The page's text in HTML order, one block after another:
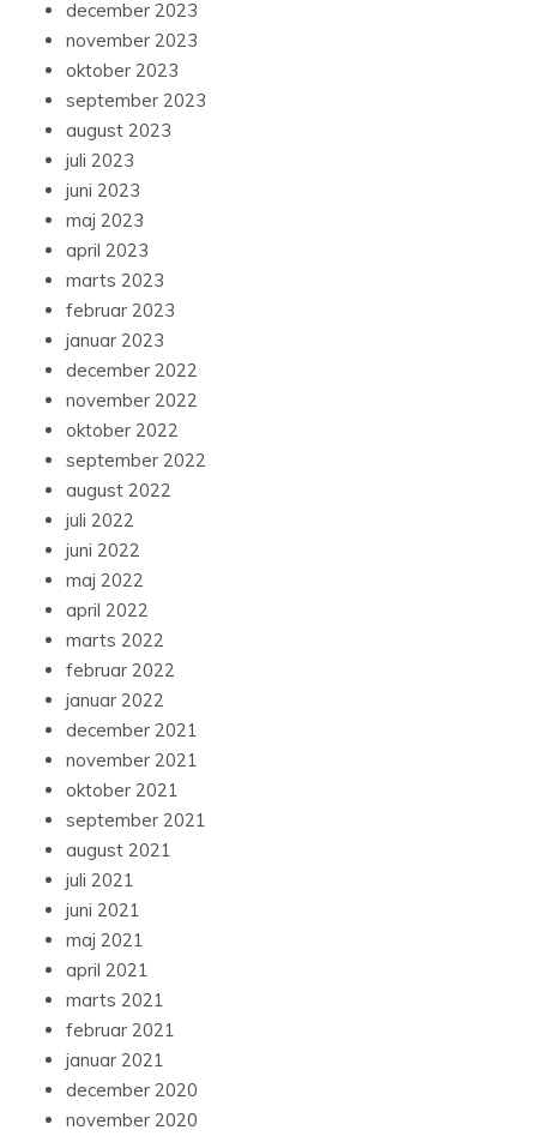
december 2023
november 2023
oktober 2023
september 2023
august 2023
juli 2023
juni 2023
maj 2023
april 2023
marts 2023
februar 2023
januar 2023
december 2022
november 2022
oktober 2022
september 2022
august 2022
juli 2022
juni 2022
maj 2022
april 2022
marts 2022
februar 2022
januar 2022
december 2021
november 2021
oktober 2021
september 2021
august 2021
juli 2021
juni 2021
maj 2021
april 2021
marts 2021
februar 2021
januar 2021
december 2020
november 2020